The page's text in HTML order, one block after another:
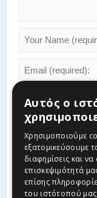
Αποθήκευσε το
αυτόν τον
Αυτός ο
Χρησιμοποιούμε
εξατομικεύσουμε
διαφημίσεις και
επισκεψιμότητά
επίσης
του ιστότοπού